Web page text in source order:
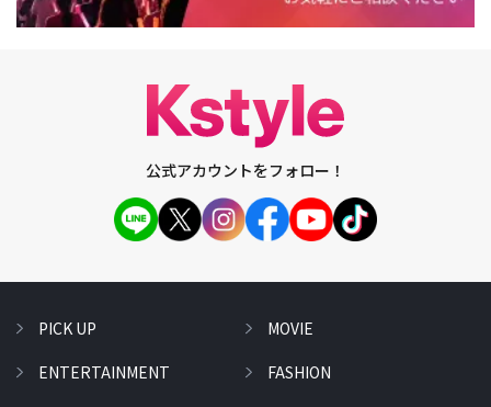
公式アカウントをフォロー！
PICK UP
ENTERTAINMENT
MOVIE
FASHION